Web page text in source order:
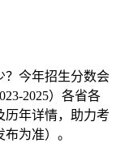
？今年招生分数会
2025）各省各
历年详情，助力考
为准）。